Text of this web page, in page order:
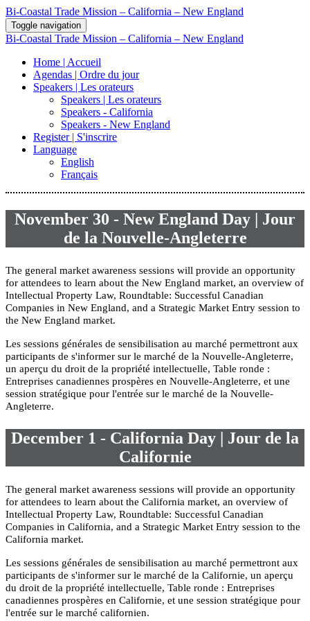
Bi-Coastal Trade Mission – California – New England
Toggle navigation
Bi-Coastal Trade Mission – California – New England
Home | Accueil
Agendas | Ordre du jour
Speakers | Les orateurs
Speakers | Les orateurs
Speakers - California
Speakers - New England
Register | S'inscrire
Language
English
Français
November 30 - New England Day | Jour
de la Nouvelle-Angleterre
The general market awareness sessions will provide an opportunity
for attendees to learn about the New England market, an overview of
Intellectual Property Law, Roundtable: Successful Canadian
Companies in New England, and a Strategic Market Entry session to
the New England market.
Les sessions générales de sensibilisation au marché permettront aux
participants de s'informer sur le marché de la Nouvelle-Angleterre,
un aperçu du droit de la propriété intellectuelle, Table ronde :
Entreprises canadiennes prospères en Nouvelle-Angleterre, et une
session stratégique pour l'entrée sur le marché de la Nouvelle-
Angleterre.
December 1 - California Day | Jour de la
Californie
The general market awareness sessions will provide an opportunity
for attendees to learn about the California market, an overview of
Intellectual Property Law, Roundtable: Successful Canadian
Companies in California, and a Strategic Market Entry session to the
California market.
Les sessions générales de sensibilisation au marché permettront aux
participants de s'informer sur le marché de la Californie, un aperçu
du droit de la propriété intellectuelle, Table ronde : Entreprises
canadiennes prospères en Californie, et une session stratégique pour
l'entrée sur le marché californien.